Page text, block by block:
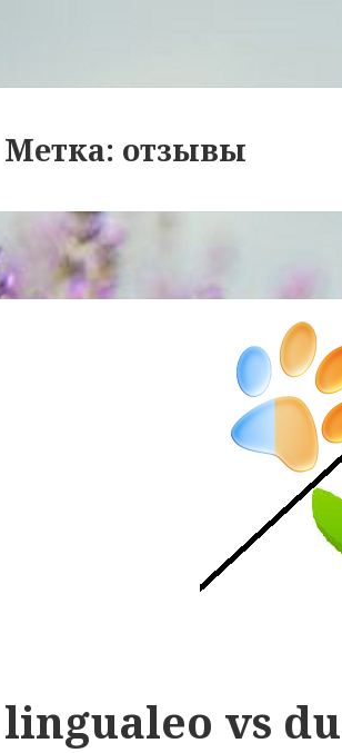
Метка: отзывы
lingualeo vs